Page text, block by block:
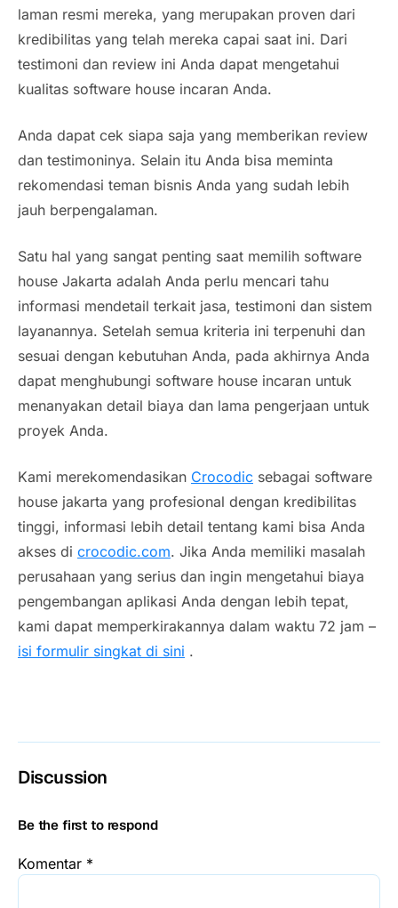
laman resmi mereka, yang merupakan proven dari
kredibilitas yang telah mereka capai saat ini. Dari
testimoni dan review ini Anda dapat mengetahui
kualitas software house incaran Anda.
Anda dapat cek siapa saja yang memberikan review
dan testimoninya. Selain itu Anda bisa meminta
rekomendasi teman bisnis Anda yang sudah lebih
jauh berpengalaman.
Satu hal yang sangat penting saat memilih software
house Jakarta adalah Anda perlu mencari tahu
informasi mendetail terkait jasa, testimoni dan sistem
layanannya. Setelah semua kriteria ini terpenuhi dan
sesuai dengan kebutuhan Anda, pada akhirnya Anda
dapat menghubungi software house incaran untuk
menanyakan detail biaya dan lama pengerjaan untuk
proyek Anda.
Kami merekomendasikan Crocodic sebagai software
house jakarta yang profesional dengan kredibilitas
tinggi, informasi lebih detail tentang kami bisa Anda
akses di crocodic.com. Jika Anda memiliki masalah
perusahaan yang serius dan ingin mengetahui biaya
pengembangan aplikasi Anda dengan lebih tepat,
kami dapat memperkirakannya dalam waktu 72 jam –
isi formulir singkat di sini .
Discussion
Be the first to respond
Komentar *